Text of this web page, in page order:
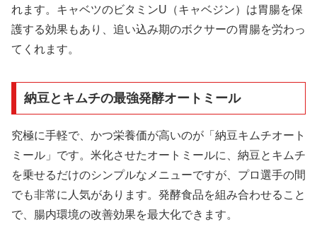
れます。キャベツのビタミンU（キャベジン）は胃腸を保
護する効果もあり、追い込み期のボクサーの胃腸を労わっ
てくれます。
納豆とキムチの最強発酵オートミール
究極に手軽で、かつ栄養価が高いのが「納豆キムチオート
ミール」です。米化させたオートミールに、納豆とキムチ
を乗せるだけのシンプルなメニューですが、プロ選手の間
でも非常に人気があります。発酵食品を組み合わせること
で、腸内環境の改善効果を最大化できます。